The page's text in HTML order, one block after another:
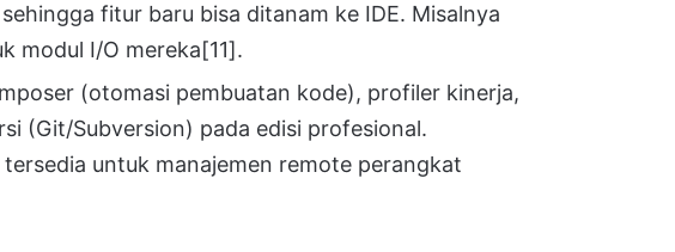
fitur baru bisa ditanam ke IDE. Misalnya
modul I/O mereka[11].
(otomasi pembuatan kode), profiler kinerja,
(Git/Subversion) pada edisi profesional.
untuk manajemen remote perangkat